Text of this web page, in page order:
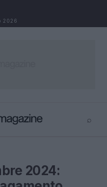
2026
⌕
2024: